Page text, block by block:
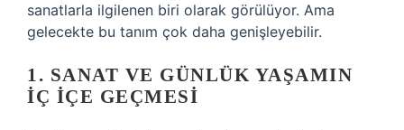
sanatlarla ilgilenen biri olarak görülüyor. Ama
gelecekte bu tanım çok daha genişleyebilir.
1. SANAT VE GÜNLÜK YAŞAMIN
İÇ İÇE GEÇMESI